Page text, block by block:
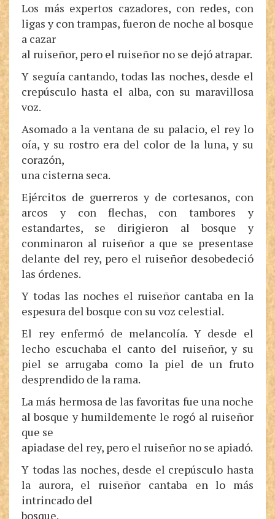
Los más expertos cazadores, con redes, con
ligas y con trampas, fueron de noche al bosque
a cazar
al ruiseñor, pero el ruiseñor no se dejó atrapar.
Y seguía cantando, todas las noches, desde el
crepúsculo hasta el alba, con su maravillosa
voz.
Asomado a la ventana de su palacio, el rey lo
oía, y su rostro era del color de la luna, y su
corazón,
una cisterna seca.
Ejércitos de guerreros y de cortesanos, con
arcos y con flechas, con tambores y
estandartes, se dirigieron al bosque y
conminaron al ruiseñor a que se presentase
delante del rey, pero el ruiseñor desobedeció
las órdenes.
Y todas las noches el ruiseñor cantaba en la
espesura del bosque con su voz celestial.
El rey enfermó de melancolía. Y desde el
lecho escuchaba el canto del ruiseñor, y su
piel se arrugaba como la piel de un fruto
desprendido de la rama.
La más hermosa de las favoritas fue una noche
al bosque y humildemente le rogó al ruiseñor
que se
apiadase del rey, pero el ruiseñor no se apiadó.
Y todas las noches, desde el crepúsculo hasta
la aurora, el ruiseñor cantaba en lo más
intrincado del
bosque.